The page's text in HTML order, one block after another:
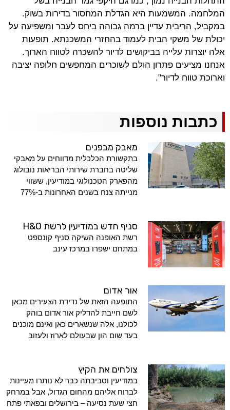
המלחמה. המשמעות היא הגדלת המחסור בדירות בשוק.
במקביל, הריבית עדיין ברמה גבוהה ביחס לעבר ומשפיעה על
יכולת של משקי הבית לעמוד בהחזרי המשכנתא. תופעות
אלה יוצרות עלייה בביקושים לדיור להשכרה לטווח הארוך.
אנחנו מציעים פתרון הולם לשוכרים המחפשים חלופה יציבה
וארוכת טווח לדיור".
כתבות נוספות
מאבק מבפנים
בתקשורת הכלכלית מדווחים על מאבקי
שליטה בחברת שירותי הבריאות נובולוג
מהפארק הטכנולוגי במודיעין, ששווי
מנייתה צנח בשנים האחרונות ב-77%
סניף חדש במודיעין לרשת H&O
רשת האופנה השיקה סניף קונספט
במתחם ישפרו במרכז עינב
אור אדום
התופעה הזאת של נדידת הצעירים מכאן
לשם חייבת להדליק אור אדום בוהק
לכולנו, אלה שנשארים כאן ואינם מוכנים
בעד שום הון שבעולם לארוז ולעזוב
צולחים את הקיץ
במודיעין וסביבתה כבר לא נותרו מעיינות
לברוח אליהם מהחום הגדול, אבל במרחק
חצי שעת נסיעה – בירושלים ובפאתי פתח